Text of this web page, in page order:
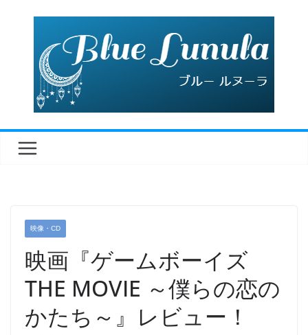
映像・CD
映画『ゲームボーイズ
THE MOVIE ～僕らの恋の
かたち～』レビュー！